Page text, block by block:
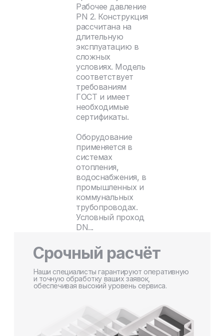
Рабочее давление
PN 2. Конструкция
рассчитана на
длительную
эксплуатацию в
сложных
условиях. Модель
соответствует
требованиям
ГОСТ и имеет
необходимые
сертификаты.
Оборудование
применяется в
системах
отопления,
водоснабжения, в
промышленных и
коммунальных
трубопроводах.
Условный проход
DN...
Срочный расчёт
Наши специалисты гарантируют оперативную
и точную обработку ваших заявок,
обеспечивая высокий уровень сервиса.